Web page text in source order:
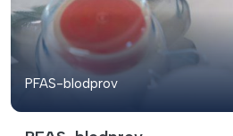
PFAS-blodprov